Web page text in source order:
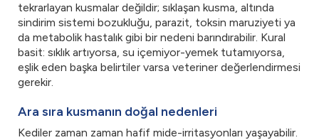
tekrarlayan kusmalar değildir; sıklaşan kusma, altında
sindirim sistemi bozukluğu, parazit, toksin maruziyeti ya
da metabolik hastalık gibi bir nedeni barındırabilir. Kural
basit: sıklık artıyorsa, su içemiyor-yemek tutamıyorsa,
eşlik eden başka belirtiler varsa veteriner değerlendirmesi
gerekir.
Ara sıra kusmanın doğal nedenleri
Kediler zaman zaman hafif mide-irritasyonları yaşayabilir.